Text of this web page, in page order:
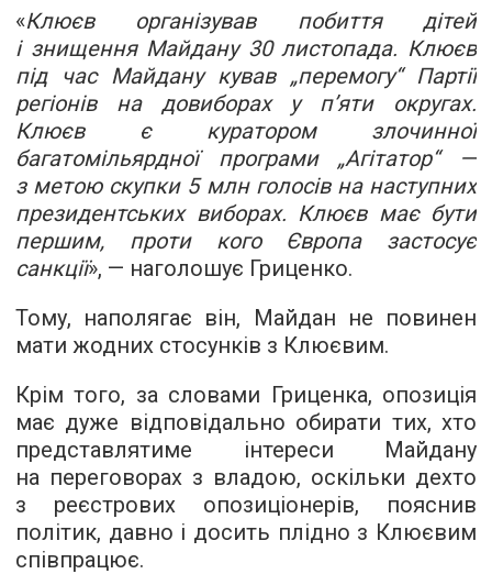
«Клюєв організував побиття дітей
і знищення Майдану 30 листопада. Клюєв
під час Майдану кував „перемогу“ Партії
регіонів на довиборах у п’яти округах.
Клюєв є куратором злочинної
багатомільярдної програми „Агітатор“ —
з метою скупки 5 млн голосів на наступних
президентських виборах. Клюєв має бути
першим, проти кого Європа застосує
санкції», — наголошує Гриценко.
Тому, наполягає він, Майдан не повинен
мати жодних стосунків з Клюєвим.
Крім того, за словами Гриценка, опозиція
має дуже відповідально обирати тих, хто
представлятиме інтереси Майдану
на переговорах з владою, оскільки дехто
з реєстрових опозиціонерів, пояснив
політик, давно і досить плідно з Клюєвим
співпрацює.